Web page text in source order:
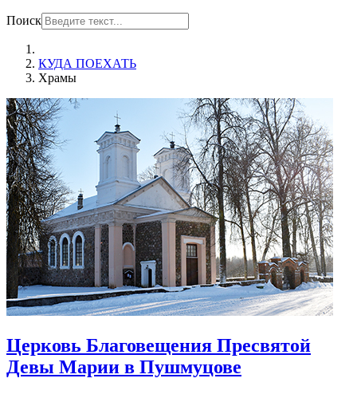
Поиск
КУДА ПОЕХАТЬ
Храмы
Церковь Благовещения Пресвятой
Девы Марии в Пушмуцове